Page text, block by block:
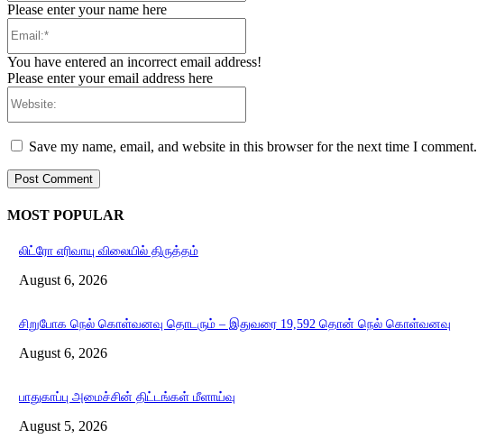
Please enter your name here
You have entered an incorrect email address!
Please enter your email address here
Save my name, email, and website in this browser for the next time I comment.
MOST POPULAR
லிட்ரோ எரிவாயு விலையில் திருத்தம்
August 6, 2026
சிறுபோக நெல் கொள்வனவு தொடரும் – இதுவரை 19,592 தொன் நெல் கொள்வனவு
August 6, 2026
பாதுகாப்பு அமைச்சின் திட்டங்கள் மீளாய்வு
August 5, 2026